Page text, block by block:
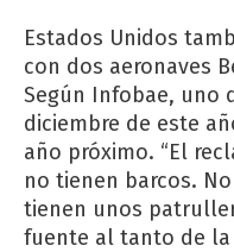
Estados Unidos
con dos aeronaves
Según Infobae, uno
diciembre de este
año próximo. “El
no tienen barcos.
tienen unos
fuente al tanto de la